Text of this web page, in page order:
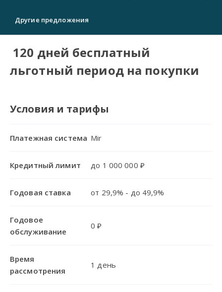
Другие предложения
120 дней бесплатный
льготный период на покупки
Условия и тарифы
Платежная система Mir
Кредитный лимит до 1 000 000 ₽
Годовая ставка от 29,9% - до 49,9%
Годовое
обслуживание
0 ₽
Время
рассмотрения
1 день